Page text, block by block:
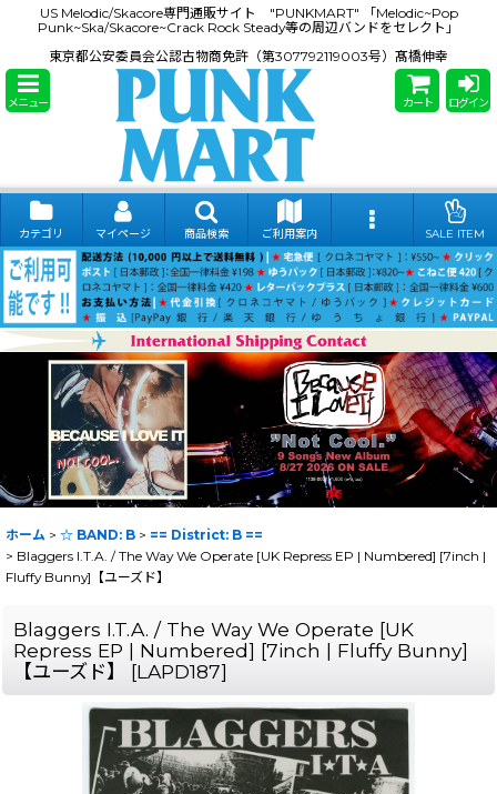
US Melodic/Skacore専門通販サイト "PUNKMART" 「Melodic~Pop
Punk~Ska/Skacore~Crack Rock Steady等の周辺バンドをセレクト」
東京都公安委員会公認古物商免許（第307792119003号）髙橋伸幸
メニュー カート ログイン
カテゴリ マイページ 商品検索 ご利用案内 SALE ITEM
ホーム > ☆ BAND: B > == District: B ==
> Blaggers I.T.A. / The Way We Operate [UK Repress EP | Numbered] [7inch |
Fluffy Bunny]【ユーズド】
Blaggers I.T.A. / The Way We Operate [UK
Repress EP | Numbered] [7inch | Fluffy Bunny]
【ユーズド】
[LAPD187]